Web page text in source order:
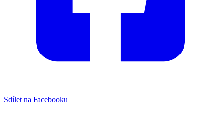
Sdílet na Facebooku